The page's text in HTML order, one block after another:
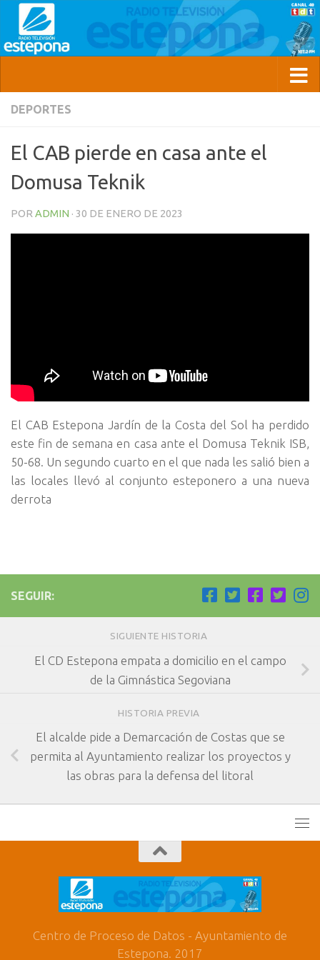
DEPORTES
El CAB pierde en casa ante el
Domusa Teknik
POR ADMIN · 30 DE ENERO DE 2023
El CAB Estepona Jardín de la Costa del Sol ha perdido
este fin de semana en casa ante el Domusa Teknik ISB,
50-68. Un segundo cuarto en el que nada les salió bien a
las locales llevó al conjunto esteponero a una nueva
derrota
SEGUIR:
SIGUIENTE HISTORIA
El CD Estepona empata a domicilio en el campo
de la Gimnástica Segoviana
HISTORIA PREVIA
El alcalde pide a Demarcación de Costas que se
permita al Ayuntamiento realizar los proyectos y
las obras para la defensa del litoral
Centro de Proceso de Datos - Ayuntamiento de
Estepona. 2017